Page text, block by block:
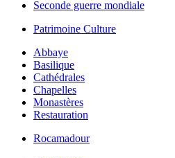
Seconde guerre mondiale
Patrimoine Culture
Abbaye
Basilique
Cathédrales
Chapelles
Monastères
Restauration
Rocamadour